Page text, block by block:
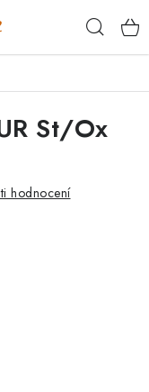
St/Ox
hodnocení